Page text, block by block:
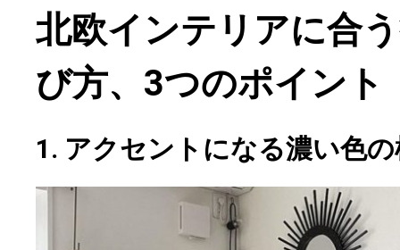
北欧インテリアに合
び方、3つのポイント
1. アクセントになる濃い色